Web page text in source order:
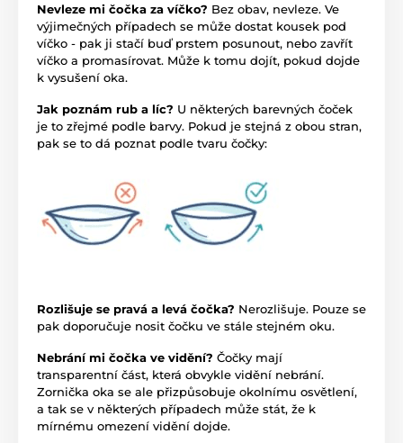
Nevleze mi čočka za víčko? Bez obav, nevleze. Ve
výjimečných případech se může dostat kousek pod
víčko - pak ji stačí buď prstem posunout, nebo zavřít
víčko a promasírovat. Může k tomu dojít, pokud dojde
k vysušení oka.
Jak poznám rub a líc? U některých barevných čoček
je to zřejmé podle barvy. Pokud je stejná z obou stran,
pak se to dá poznat podle tvaru čočky:
Rozlišuje se pravá a levá čočka? Nerozlišuje. Pouze se
pak doporučuje nosit čočku ve stále stejném oku.
Nebrání mi čočka ve vidění? Čočky mají
transparentní část, která obvykle vidění nebrání.
Zornička oka se ale přizpůsobuje okolnímu osvětlení,
a tak se v některých případech může stát, že k
mírnému omezení vidění dojde.